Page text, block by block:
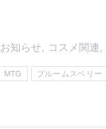
お知らせ コスメ関連
MTG ブルームスベリー